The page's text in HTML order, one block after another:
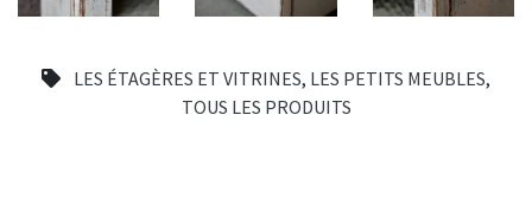
LES ÉTAGÈRES ET VITRINES, LES PETITS MEUBLES,
TOUS LES PRODUITS